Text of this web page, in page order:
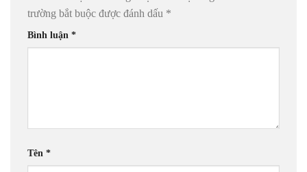
trường bắt buộc được đánh dấu *
Bình luận *
Tên *